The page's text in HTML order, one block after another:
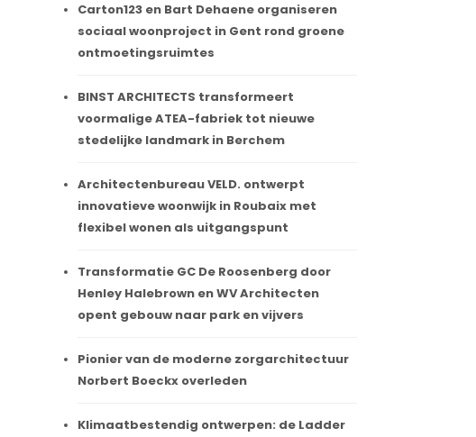
Carton123 en Bart Dehaene organiseren
sociaal woonproject in Gent rond groene
ontmoetingsruimtes
BINST ARCHITECTS transformeert
voormalige ATEA-fabriek tot nieuwe
stedelijke landmark in Berchem
Architectenbureau VELD. ontwerpt
innovatieve woonwijk in Roubaix met
flexibel wonen als uitgangspunt
Transformatie GC De Roosenberg door
Henley Halebrown en WV Architecten
opent gebouw naar park en vijvers
Pionier van de moderne zorgarchitectuur
Norbert Boeckx overleden
Klimaatbestendig ontwerpen: de Ladder